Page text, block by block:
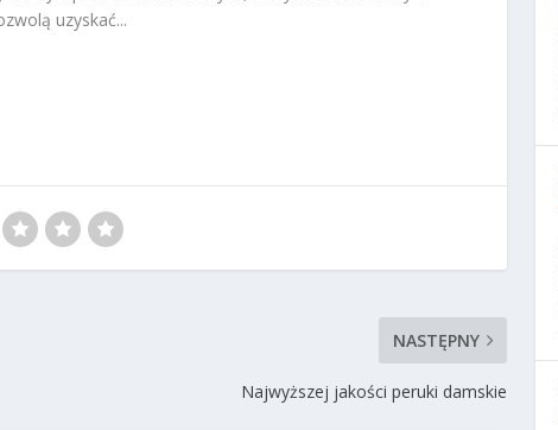
uzyskać...
NASTĘPNY
Najwyższej jakości peruki damskie